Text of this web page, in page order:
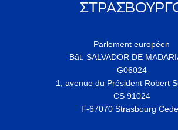
Parlement européen
Bât. SALVADOR DE
G06024
1, avenue du Président Robert
CS 91024
F-67070 Strasbourg